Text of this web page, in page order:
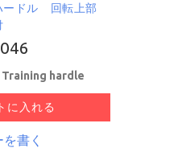
ードル 回転上部
Training hardle
に入れる
書く